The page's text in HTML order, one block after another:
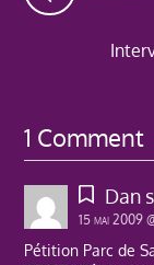
1 Comment
Dan
15 mai 2009
Pétition Parc de